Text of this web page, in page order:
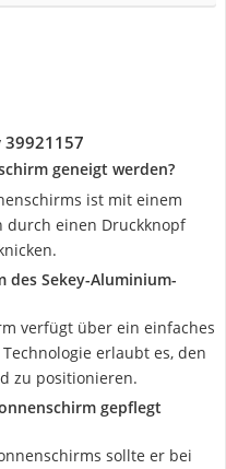
geneigt werden?
ist mit einem
durch einen Druckknopf
Sekey-Aluminium-
verfügt über ein einfaches
erlaubt es, den
zu positionieren.
gepflegt
sollte er bei